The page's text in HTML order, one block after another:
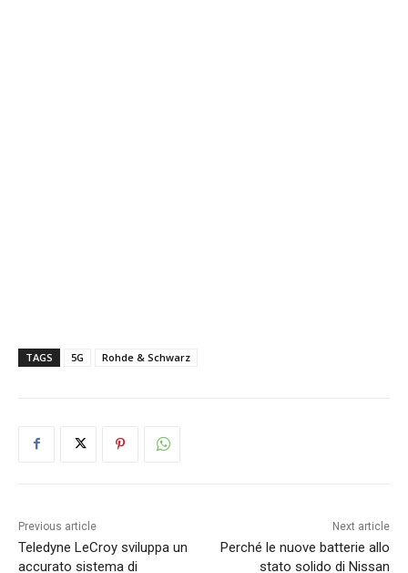
TAGS 5G Rohde & Schwarz
Previous article
Teledyne LeCroy sviluppa un
accurato sistema di
Next article
Perché le nuove batterie allo
stato solido di Nissan